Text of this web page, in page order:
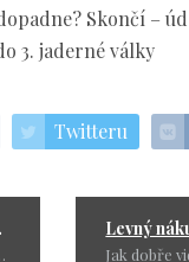
Skončí –
3. jaderné války
Twitteru
Ruskem a nezatrhnou tipec USA nic se nezmění.